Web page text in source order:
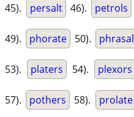
45). persalt 46). petrols
49). phorate 50). phrasal
53). platers 54). plexors
57). pothers 58). prolate